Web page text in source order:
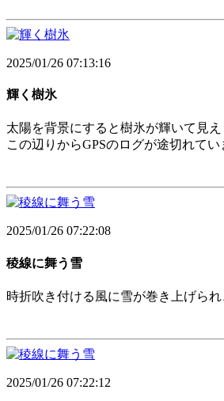
2025/01/26 07:13:16
輝く樹氷
太陽を背景にすると樹氷が輝いて見え
この辺りからGPSのログが途切れてい
2025/01/26 07:22:08
稜線に舞う雪
時折吹き付ける風に雪が巻き上げら
2025/01/26 07:22:12